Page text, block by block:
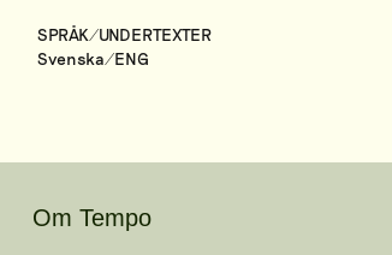
SPRÅK/UNDERTEXTER
Svenska/ENG
Om Tempo